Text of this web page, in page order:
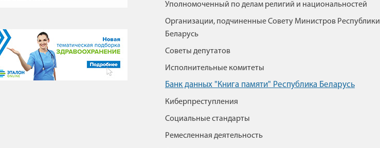
Уполномоченный по делам религий и национальностей
Организации, подчиненные Совету Министров Республики
Беларусь
Советы депутатов
Исполнительные комитеты
Банк данных "Книга памяти" Республика Беларусь
Киберпреступления
Социальные стандарты
Ремесленная деятельность